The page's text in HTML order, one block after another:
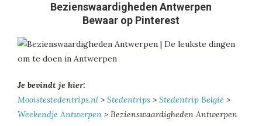
Bezienswaardigheden Antwerpen
Bewaar op Pinterest
Je bevindt je hier:
Mooistestedentrips.nl > Stedentrips > Stedentrip België >
Weekendje Antwerpen > Bezienswaardigheden Antwerpen